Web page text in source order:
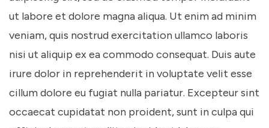
ut labore et dolore magna aliqua. Ut enim ad minim
veniam, quis nostrud exercitation ullamco laboris
nisi ut aliquip ex ea commodo consequat. Duis aute
irure dolor in reprehenderit in voluptate velit esse
cillum dolore eu fugiat nulla pariatur. Excepteur sint
occaecat cupidatat non proident, sunt in culpa qui